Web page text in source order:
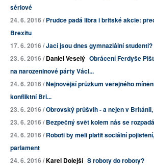
sériové
24. 6. 2016 /Prudce padá libra i britské akcie:
Brexitu
17. 6. 2016 /Jací jsou dnes gymnaziální studenti?
23. 6. 2016 /Daniel Veselý Obrácení Ferdyše
na narozeninové párty Václ...
24. 6. 2016 /Nejnovější průzkum veřejného
konfliktní Bri...
23. 6. 2016 /Obrovský průšvih - a nejen v
23. 6. 2016 /Bezpečný svět kolem nás se rozpadá
24. 6. 2016 /Roboti by měli platit sociální
parlament
24. 6. 2016 /Karel Dolejší S roboty do roboty?